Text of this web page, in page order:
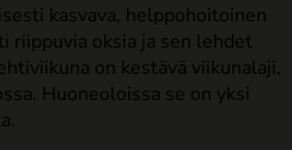
kasvava, helppohoitoinen
riippuvia oksia ja sen lehdet
on kestävä viikunalaji,
Huoneoloissa se on yksi